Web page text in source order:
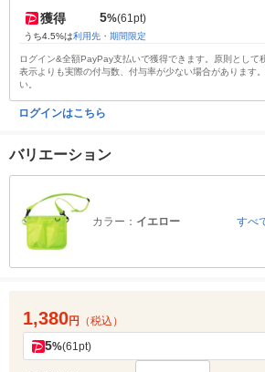
獲得 5%(61pt)
うち4.5%は利用先・期間限定
ログイン&全額PayPay支払いで獲得できます。原則として
表示よりも実際の付与数、付与率が少ない場合があります
い。
ログインはこちら
バリエーション
カラー： イエロー すべ
1,380円 （税込）
5%(61pt)